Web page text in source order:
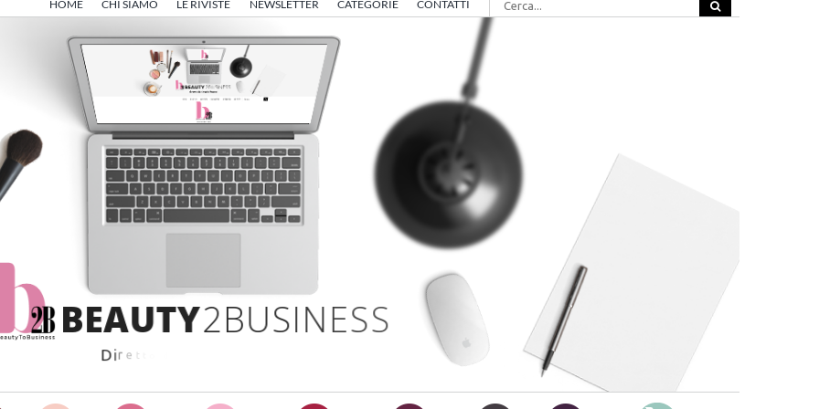
HOME CHI SIAMO LE RIVISTE NEWSLETTER CATEGORIE CONTATTI
per:
BEAUTY2BUSINESS
Dire t